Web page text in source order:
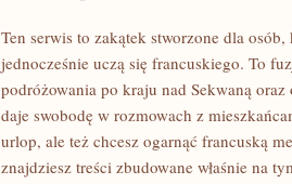
Ten serwis to zakątek stworzone dla
jednocześnie uczą się francuskiego. To
podróżowania po kraju nad Sekwaną
daje swobodę w rozmowach z
urlop, ale też chcesz ogarnąć francuską
znajdziesz treści zbudowane właśnie na